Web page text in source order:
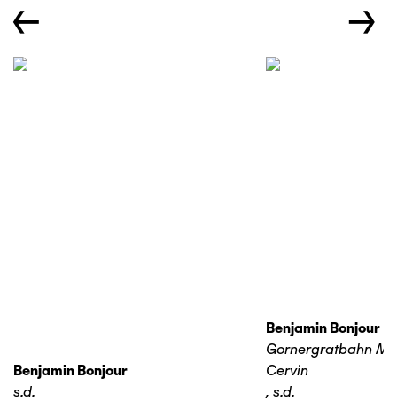
← →
Benjamin Bonjour
s.d.
Benjamin Bonjour
Gornergratbahn
Cervin
, s.d.